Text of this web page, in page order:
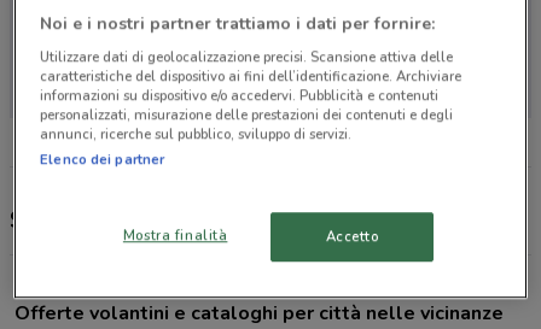
Non ci sono negozi nelle vicinanze
Secondhand Mobile, offerte e negozi
Offerte volantini e cataloghi per città nelle vicinanze
Noi e i nostri partner trattiamo i dati per fornire:
Utilizzare dati di geolocalizzazione precisi. Scansione attiva delle
caratteristiche del dispositivo ai fini dell’identificazione. Archiviare
informazioni su dispositivo e/o accedervi. Pubblicità e contenuti
personalizzati, misurazione delle prestazioni dei contenuti e degli
annunci, ricerche sul pubblico, sviluppo di servizi.
Elenco dei partner
Mostra finalità Accetto